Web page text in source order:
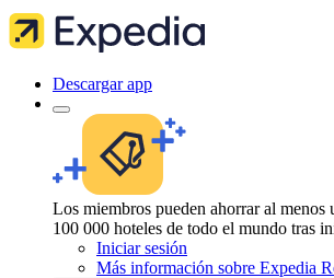
Descargar app
Los miembros pueden ahorrar al menos
100 000 hoteles de todo el mundo tras
Iniciar sesión
Más información sobre Expedia